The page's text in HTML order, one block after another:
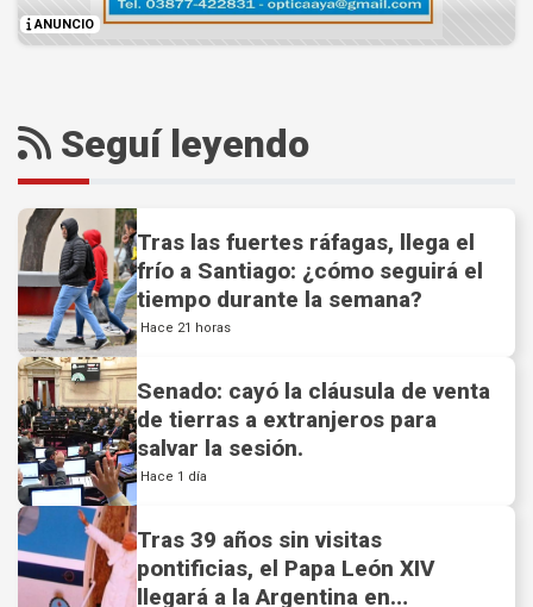
ANUNCIO
Seguí leyendo
Tras las fuertes ráfagas, llega el
frío a Santiago: ¿cómo seguirá el
tiempo durante la semana?
Hace 21 horas
Senado: cayó la cláusula de venta
de tierras a extranjeros para
salvar la sesión.
Hace 1 día
Tras 39 años sin visitas
pontificias, el Papa León XIV
llegará a la Argentina en